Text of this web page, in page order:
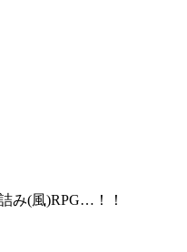
み(風)RPG…！！